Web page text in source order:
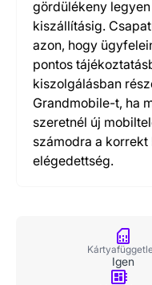
gördülékeny
kiszállításig.
azon, hogy
pontos
kiszolgálásban
Grandmobile-t, ha
szeretnél új
számodra a
elégedettség.
Igen